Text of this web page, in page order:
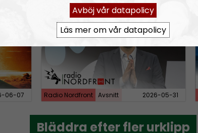
e
y
s
t
i
n
r
06-07
RN DIREKT#412:Avsnitt fyrahundratolv SWISH: 0700738064
Radio Nordfront Avsnitt 2026-05-31
Bläddra efter fler urklipp
Bläddra efter fler urklipp
Avböj vår datapolicy
Läs mer om vår datapolicy